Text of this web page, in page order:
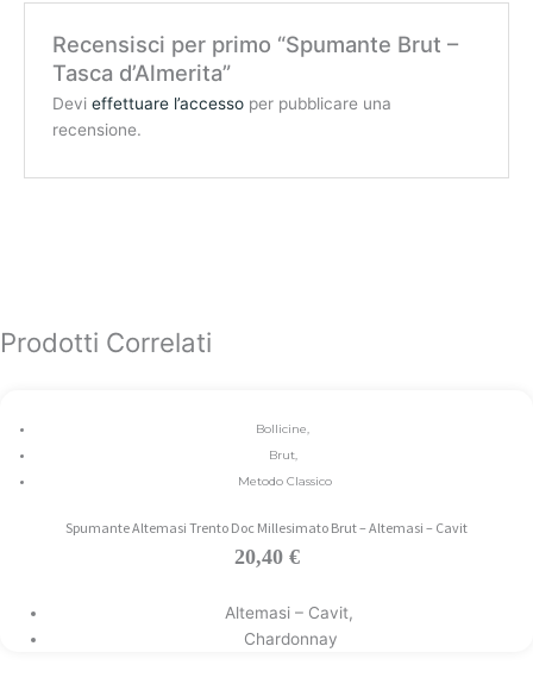
Recensisci per primo “Spumante Brut –
Tasca d’Almerita”
Devi effettuare l’accessoper pubblicare una
recensione.
Prodotti Correlati
Bollicine,
Brut,
Metodo Classico
Spumante Altemasi Trento Doc Millesimato Brut – Altemasi – Cavit
20,40 €
Altemasi – Cavit,
Chardonnay